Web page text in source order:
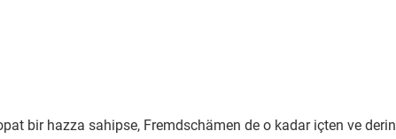
bir hazza sahipse, Fremdschämen de o kadar içten ve derin